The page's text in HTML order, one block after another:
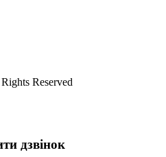
Reserved
дзвінок